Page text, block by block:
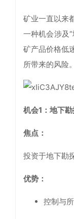
矿业一直以来
一种机会涉及
矿产品价格低
所带来的风险。
机会1：地下
焦点：
投资于地下勘
优势：
控制与